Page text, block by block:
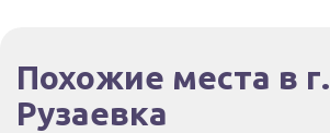
Похожие места в г.
Рузаевка